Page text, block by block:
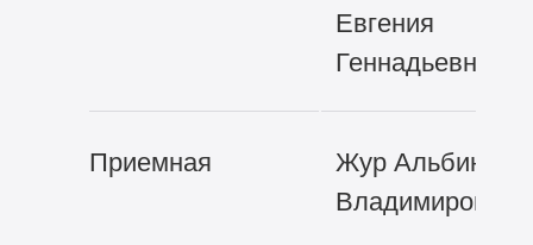
Евгения
Геннадьевна
Приемная
Жур Альбина
Владимировна